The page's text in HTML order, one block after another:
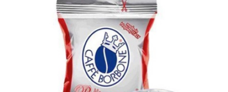
PRODOTTI HO.RE.CA.
ACCESSORI
IDEA REGALO
RICAMBI